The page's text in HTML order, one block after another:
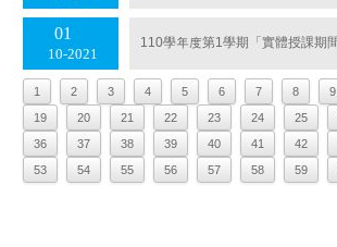
10 2021
01 110學年度第1學期「實體授課期
1 2 3 4 5 6 7 8 9
19
20 21 22 23 24 25
36
37 38 39 40 41 42
53
54 55 56 57 58 59